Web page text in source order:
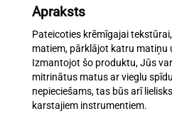
Apraksts
Pateicoties krēmīgajai
matiem, pārklājot katru matiņu
Izmantojot šo produktu, Jūs
mitrinātus matus ar vieglu
nepieciešams, tas būs arī
karstajiem instrumentiem.